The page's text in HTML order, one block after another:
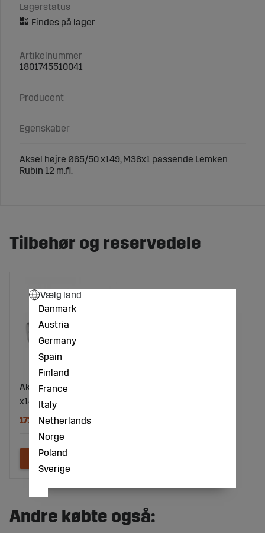
Lagerstatus
Artikelnummer
1801745510041
Producent
Egenskaber
Aksel højre Ø65/50 x149, M36x1 passende Lemken
Rubin 12 m.fl.
Tilbehør og reservedele
Aksel venstre Ø65/50
x149, M36x1 L
1722 DKK
Andre købte også:
Vælg land
Danmark
Austria
Germany
Spain
Finland
France
Italy
Netherlands
Norge
Poland
Sverige